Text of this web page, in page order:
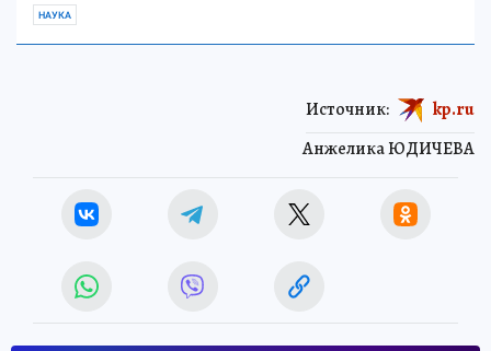
НАУКА
Анжелика ЮДИЧЕВА
Источник: kp.ru